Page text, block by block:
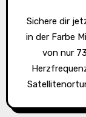
Sichere dir jetzt die Amazfit GTS 4 Mini-Smartwatch
in der Farbe
von nur